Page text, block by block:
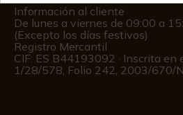
Información al cliente
De lunes a viernes de 09:00 a
(Excepto los días festivos)
Registro Mercantil
CIF: ES B44193092 · Inscrita
1/28/578, Folio 242, 2003/670/